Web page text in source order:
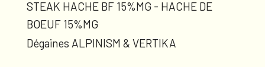
STEAK HACHE BF 15%MG - HACHE DE
BOEUF 15%MG
Dégaines ALPINISM & VERTIKA